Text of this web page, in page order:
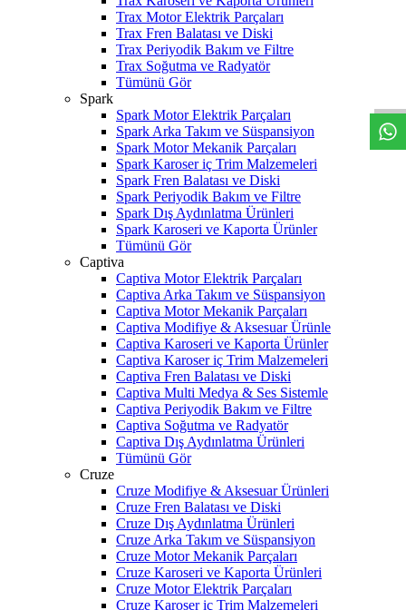
Trax Motor Elektrik Parçaları
Trax Fren Balatası ve Diski
Trax Periyodik Bakım ve Filtre
Trax Soğutma ve Radyatör
Tümünü Gör
Spark
Spark Motor Elektrik Parçaları
Spark Arka Takım ve Süspansiyon
Spark Motor Mekanik Parçaları
Spark Karoser iç Trim Malzemeleri
Spark Fren Balatası ve Diski
Spark Periyodik Bakım ve Filtre
Spark Dış Aydınlatma Ürünleri
Spark Karoseri ve Kaporta Ürünler
Tümünü Gör
Captiva
Captiva Motor Elektrik Parçaları
Captiva Arka Takım ve Süspansiyon
Captiva Motor Mekanik Parçaları
Captiva Modifiye & Aksesuar Ürünle
Captiva Karoseri ve Kaporta Ürünler
Captiva Karoser iç Trim Malzemeleri
Captiva Fren Balatası ve Diski
Captiva Multi Medya & Ses Sistemle
Captiva Periyodik Bakım ve Filtre
Captiva Soğutma ve Radyatör
Captiva Dış Aydınlatma Ürünleri
Tümünü Gör
Cruze
Cruze Modifiye & Aksesuar Ürünleri
Cruze Fren Balatası ve Diski
Cruze Dış Aydınlatma Ürünleri
Cruze Arka Takım ve Süspansiyon
Cruze Motor Mekanik Parçaları
Cruze Karoseri ve Kaporta Ürünleri
Cruze Motor Elektrik Parçaları
Cruze Karoser iç Trim Malzemeleri